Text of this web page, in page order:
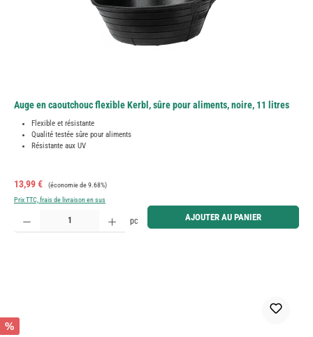
Auge en caoutchouc flexible Kerbl, sûre pour aliments, noire, 11 litres
Flexible et résistante
Qualité testée sûre pour aliments
Résistante aux UV
Prix de vente :
13,99 € Prix régulier :
(économie de 9.68%)
Prix TTC, frais de livraison en sus
Quantité de produit : Entrez la quantité souhaitée ou utilisez les boutons pour augmenter ou
pc AJOUTER AU PANIER
%